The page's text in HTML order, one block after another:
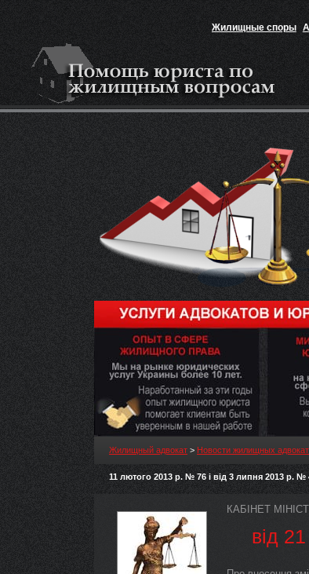
Жилищные споры
Жилищный адвокат > Новости жилищных
11 лютого 2013 р. № 76 і від 3 липня 2013 р. №
КАБІНЕТ
від